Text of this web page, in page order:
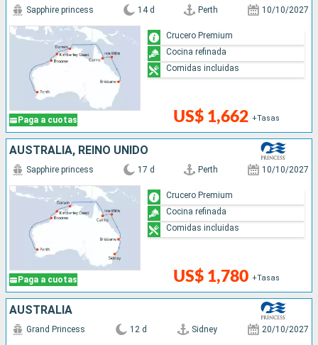
Paga a cuotas
Sapphire princess 14 d Perth 10/10/2027
US$ 1,662 +Tasas
Crucero Premium
Cocina refinada
Comidas incluidas
AUSTRALIA, REINO UNIDO
Paga a cuotas
Sapphire princess 17 d Perth 10/10/2027
US$ 1,780 +Tasas
Crucero Premium
Cocina refinada
Comidas incluidas
AUSTRALIA
Grand Princess 12 d Sidney 20/10/2027